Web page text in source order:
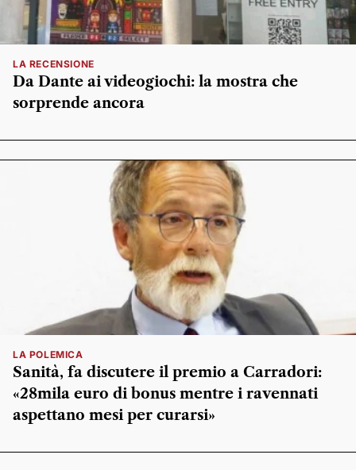
LA RECENSIONE
Da Dante ai videogiochi: la mostra che
sorprende ancora
LA POLEMICA
Sanità, fa discutere il premio a Carradori:
«28mila euro di bonus mentre i ravennati
aspettano mesi per curarsi»